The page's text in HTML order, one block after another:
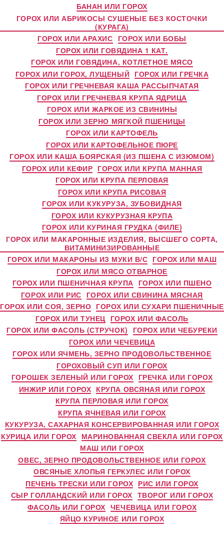
БАНАН ИЛИ ГОРОХ
ГОРОХ ИЛИ АБРИКОСЫ СУШЕНЫЕ БЕЗ КОСТОЧКИ
(КУРАГА)
ГОРОХ ИЛИ АРАХИС ГОРОХ ИЛИ БОБЫ
ГОРОХ ИЛИ ГОВЯДИНА 1 КАТ.
ГОРОХ ИЛИ ГОВЯДИНА, КОТЛЕТНОЕ МЯСО
ГОРОХ ИЛИ ГОРОХ, ЛУЩЕНЫЙ ГОРОХ ИЛИ ГРЕЧКА
ГОРОХ ИЛИ ГРЕЧНЕВАЯ КАША РАССЫПЧАТАЯ
ГОРОХ ИЛИ ГРЕЧНЕВАЯ КРУПА ЯДРИЦА
ГОРОХ ИЛИ ЖАРКОЕ ИЗ СВИНИНЫ
ГОРОХ ИЛИ ЗЕРНО МЯГКОЙ ПШЕНИЦЫ
ГОРОХ ИЛИ КАРТОФЕЛЬ
ГОРОХ ИЛИ КАРТОФЕЛЬНОЕ ПЮРЕ
ГОРОХ ИЛИ КАША БОЯРСКАЯ (ИЗ ПШЕНА С ИЗЮМОМ)
ГОРОХ ИЛИ КЕФИР ГОРОХ ИЛИ КРУПА МАННАЯ
ГОРОХ ИЛИ КРУПА ПЕРЛОВАЯ
ГОРОХ ИЛИ КРУПА РИСОВАЯ
ГОРОХ ИЛИ КУКУРУЗА, ЗУБОВИДНАЯ
ГОРОХ ИЛИ КУКУРУЗНАЯ КРУПА
ГОРОХ ИЛИ КУРИНАЯ ГРУДКА (ФИЛЕ)
ГОРОХ ИЛИ МАКАРОННЫЕ ИЗДЕЛИЯ, ВЫСШЕГО СОРТА,
ВИТАМИНИЗИРОВАННЫЕ
ГОРОХ ИЛИ МАКАРОНЫ ИЗ МУКИ В/С ГОРОХ ИЛИ МАШ
ГОРОХ ИЛИ МЯСО ОТВАРНОЕ
ГОРОХ ИЛИ ПШЕНИЧНАЯ КРУПА ГОРОХ ИЛИ ПШЕНО
ГОРОХ ИЛИ РИС ГОРОХ ИЛИ СВИНИНА МЯСНАЯ
ГОРОХ ИЛИ СОЯ, ЗЕРНО ГОРОХ ИЛИ СУХАРИ ПШЕНИЧНЫЕ
ГОРОХ ИЛИ ТУНЕЦ ГОРОХ ИЛИ ФАСОЛЬ
ГОРОХ ИЛИ ФАСОЛЬ (СТРУЧОК)
ГОРОХ ИЛИ ЧЕБУРЕКИ
ГОРОХ ИЛИ ЧЕЧЕВИЦА
ГОРОХ ИЛИ ЯЧМЕНЬ, ЗЕРНО ПРОДОВОЛЬСТВЕННОЕ
ГОРОХОВЫЙ СУП ИЛИ ГОРОХ
ГОРОШЕК ЗЕЛЕНЫЙ ИЛИ ГОРОХ ГРЕЧКА ИЛИ ГОРОХ
ИНЖИР ИЛИ ГОРОХ КРУПА ОВСЯНАЯ ИЛИ ГОРОХ
КРУПА ПЕРЛОВАЯ ИЛИ ГОРОХ
КРУПА ЯЧНЕВАЯ ИЛИ ГОРОХ
КУКУРУЗА, САХАРНАЯ КОНСЕРВИРОВАННАЯ ИЛИ ГОРОХ
КУРИЦА ИЛИ ГОРОХ МАРИНОВАННАЯ СВЕКЛА ИЛИ ГОРОХ
МАШ ИЛИ ГОРОХ
ОВЕС, ЗЕРНО ПРОДОВОЛЬСТВЕННОЕ ИЛИ ГОРОХ
ОВСЯНЫЕ ХЛОПЬЯ ГЕРКУЛЕС ИЛИ ГОРОХ
ПЕЧЕНЬ ТРЕСКИ ИЛИ ГОРОХ РИС ИЛИ ГОРОХ
СЫР ГОЛЛАНДСКИЙ ИЛИ ГОРОХ ТВОРОГ ИЛИ ГОРОХ
ФАСОЛЬ ИЛИ ГОРОХ ЧЕЧЕВИЦА ИЛИ ГОРОХ
ЯЙЦО КУРИНОЕ ИЛИ ГОРОХ